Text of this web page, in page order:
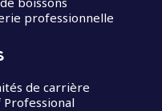
professionnelle
de carrière